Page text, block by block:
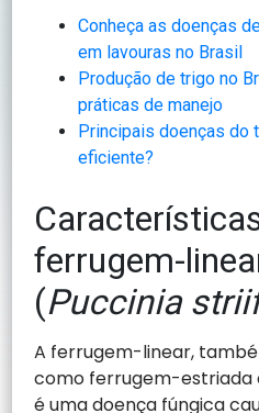
Conheça as doenças
em lavouras no Brasil
Produção de trigo no
práticas de manejo
Principais doenças do
eficiente?
ferrugem-
(Puccinia
A ferrugem-linear,
como ferrugem-estriada
é uma doença fúngica